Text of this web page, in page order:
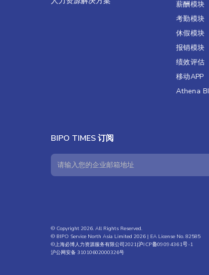
薪酬模块
考勤模块
休假模块
报销模块
绩效评估​
移动APP
Athena BI
BIPO TIMES 订阅
© Copyright 2026. All Rights Reserved.
© BIPO Service North Asia Limited 2026 | EA License No. 82585
©上海必博人力资源服务有限公司2021|沪ICP备09094361号-1
沪公网安备 31010602000326号